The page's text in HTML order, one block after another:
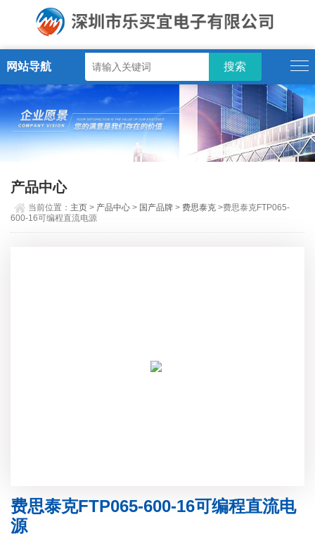
网站导航
产品中心
当前位置： 主页 > 产品中心 > 国产品牌 > 费思泰克 >费思泰克FTP065-
600-16可编程直流电源
费思泰克FTP065-600-16可编程直流电
源